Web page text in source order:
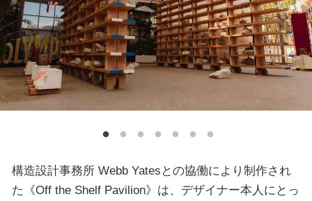
構造設計事務所 Webb Yatesとの協働により制作され
た《Off the Shelf Pavilion》は、デザイナー本人にとっ